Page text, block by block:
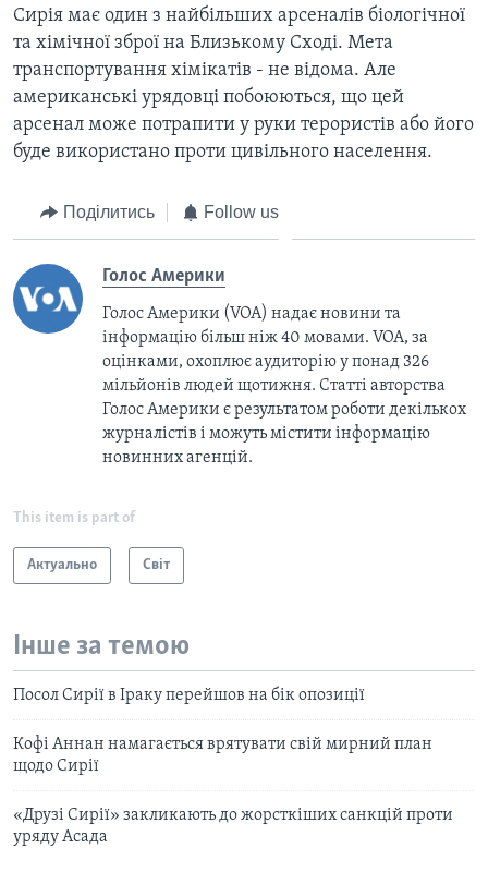
Сирія має один з найбільших арсеналів біологічної
та хімічної зброї на Близькому Сході. Мета
транспортування хімікатів - не відома. Але
американські урядовці побоюються, що цей
арсенал може потрапити у руки терористів або його
буде використано проти цивільного населення.
Поділитись Follow us
Голос Америки
Голос Америки (VOA) надає новини та
інформацію більш ніж 40 мовами. VOA, за
оцінками, охоплює аудиторію у понад 326
мільйонів людей щотижня. Статті авторства
Голос Америки є результатом роботи декількох
журналістів і можуть містити інформацію
новинних агенцій.
This item is part of
Актуально Світ
Інше за темою
Посол Сирії в Іраку перейшов на бік опозиції
Кофі Аннан намагається врятувати свій мирний план
щодо Сирії
«Друзі Сирії» закликають до жорсткіших санкцій проти
уряду Асада